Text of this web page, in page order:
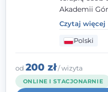
Akademii
kliniczną.
stresie czy
spotkanie
uważnością i
Czytaj więcej
Polski
od 200 zł/ wizyta
ONLINE I STACJONARNIE